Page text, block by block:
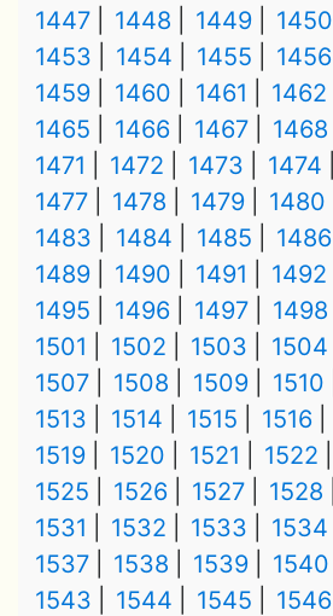
1447
1448 1449 1450
1453
1454 1455 1456
1459
1460 1461 1462
1465
1466 1467 1468
1471
1472 1473 1474
1477
1478 1479 1480
1483
1484 1485 1486
1489
1490 1491 1492
1495
1496 1497 1498
1501
1502 1503 1504
1507
1508 1509 1510
1513
1514 1515 1516
1519
1520 1521 1522
1525
1526 1527 1528
1531
1532 1533 1534
1537
1538 1539 1540
1543
1544 1545 1546